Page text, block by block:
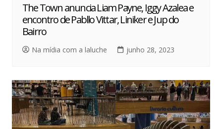
The Town anuncia Liam Payne, Iggy Azalea e
encontro de Pabllo Vittar, Liniker e Jup do
Bairro
Na mídia com a laluche junho 28, 2023